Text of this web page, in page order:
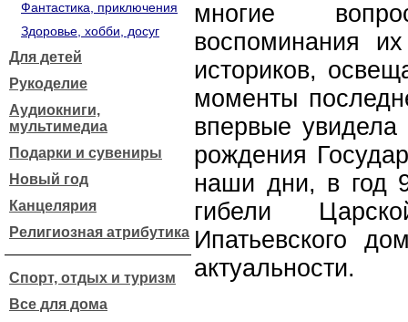
Фантастика, приключения
Здоровье, хобби, досуг
Для детей
Рукоделие
Аудиокниги,
мультимедиа
Подарки и сувениры
Новый год
Канцелярия
Религиозная атрибутика
Спорт, отдых и туризм
Все для дома
многие
воспоминания
историков,
моменты
впервые увидела
рождения
наши дни, в год
гибели
Ипатьевского
актуальности.